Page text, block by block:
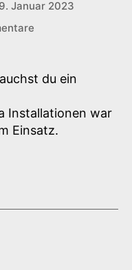
Januar 2023
erstaunlich
einfach
du ein
Installationen war
Einsatz.